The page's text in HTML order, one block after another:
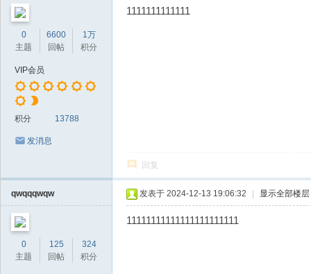
0
主题
6600
回帖
1万
积分
VIP会员
积分 13788
发消息
1111111111111
回复
qwqqqwqw
0
主题
125
回帖
324
积分
发表于 2024-12-13 19:06:32 显示全部楼层
11111111111111111111111